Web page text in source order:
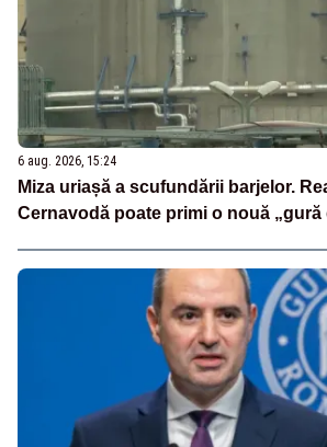
6 aug. 2026, 15:24
Miza uriașă a scufundării barjelor.
Cernavodă poate primi o nouă „gură